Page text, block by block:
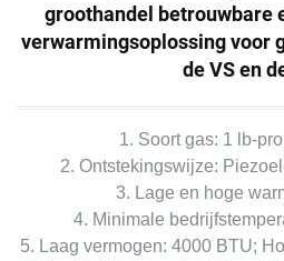
groothandel betrouwbare
verwarmingsoplossing voor
de VS en
1. Soort gas: 1 lb-
2. Ontstekingswijze:
3. Lage en hoge
4. Minimale
5. Laag vermogen: 4000 BTU;